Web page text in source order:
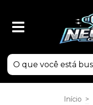
Início >